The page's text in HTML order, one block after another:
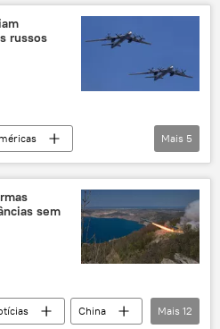
intercepção
russos
intercepção
Mais 5
sem
China
Mais 12